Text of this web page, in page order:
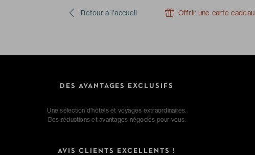
Retour à l'accueil Offrir une carte cadeau
DES AVANTAGES EXCLUSIFS
Une sélection d'hôtels et voyages extraordinaires.
Des réductions et avantages négociés pour vous.
AVIS CLIENTS EXCELLENTS !